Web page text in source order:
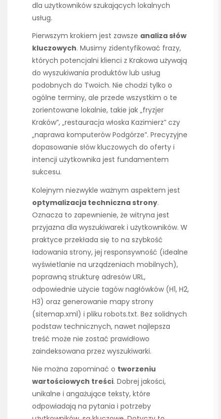
dla użytkowników szukających lokalnych
usług.
Pierwszym krokiem jest zawsze analiza słów
kluczowych. Musimy zidentyfikować frazy,
których potencjalni klienci z Krakowa używają
do wyszukiwania produktów lub usług
podobnych do Twoich. Nie chodzi tylko o
ogólne terminy, ale przede wszystkim o te
zorientowane lokalnie, takie jak „fryzjer
Kraków”, „restauracja włoska Kazimierz” czy
„naprawa komputerów Podgórze”. Precyzyjne
dopasowanie słów kluczowych do oferty i
intencji użytkownika jest fundamentem
sukcesu.
Kolejnym niezwykle ważnym aspektem jest
optymalizacja techniczna strony.
Oznacza to zapewnienie, że witryna jest
przyjazna dla wyszukiwarek i użytkowników. W
praktyce przekłada się to na szybkość
ładowania strony, jej responsywność (idealne
wyświetlanie na urządzeniach mobilnych),
poprawną strukturę adresów URL,
odpowiednie użycie tagów nagłówków (H1, H2,
H3) oraz generowanie mapy strony
(sitemap.xml) i pliku robots.txt. Bez solidnych
podstaw technicznych, nawet najlepsza
treść może nie zostać prawidłowo
zaindeksowana przez wyszukiwarki.
Nie można zapominać o tworzeniu
wartościowych treści. Dobrej jakości,
unikalne i angażujące teksty, które
odpowiadają na pytania i potrzeby